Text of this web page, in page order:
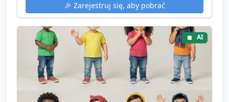
🎉 Zarejestruj się, aby pobrać
AI